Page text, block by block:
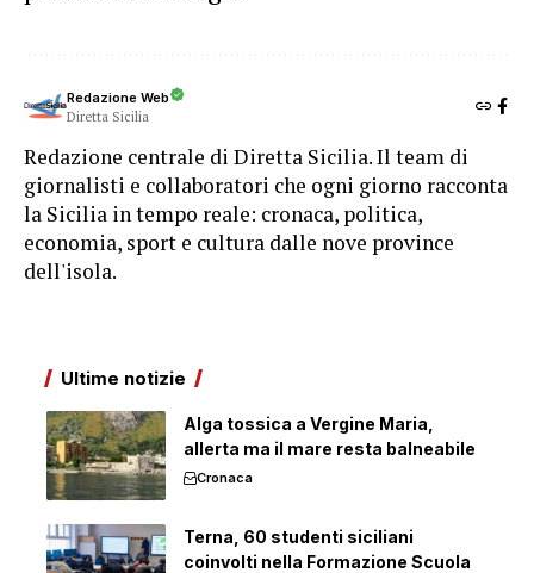
Redazione Web
Diretta Sicilia
Redazione centrale di Diretta Sicilia. Il team di
giornalisti e collaboratori che ogni giorno racconta
la Sicilia in tempo reale: cronaca, politica,
economia, sport e cultura dalle nove province
dell'isola.
Ultime notizie
Alga tossica a Vergine Maria,
allerta ma il mare resta balneabile
Cronaca
Terna, 60 studenti siciliani
coinvolti nella Formazione Scuola